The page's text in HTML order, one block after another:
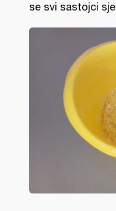
se svi sastojci